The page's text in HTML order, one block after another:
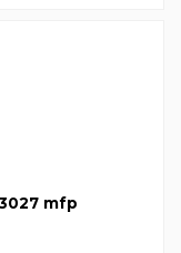
mfp